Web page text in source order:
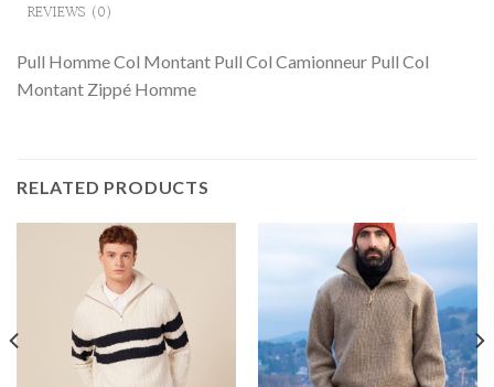
REVIEWS (0)
Pull Homme Col Montant Pull Col Camionneur Pull Col
Montant Zippé Homme
RELATED PRODUCTS